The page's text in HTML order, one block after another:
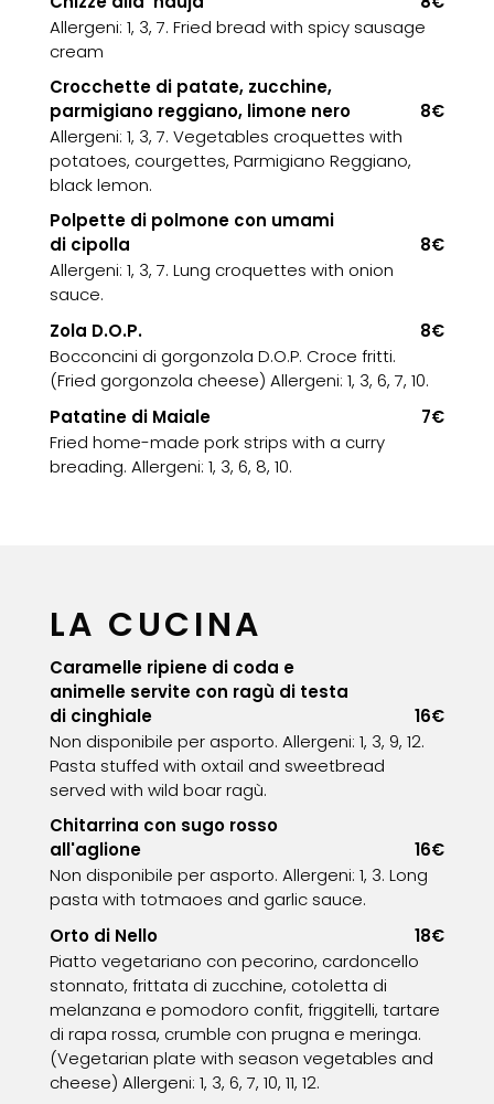
Allergeni: 1, 3, 7. Fried bread with spicy sausage
cream
Crocchette di patate, zucchine,
parmigiano reggiano, limone nero
8€
Allergeni: 1, 3, 7. Vegetables croquettes with
potatoes, courgettes, Parmigiano Reggiano,
black lemon.
Polpette di polmone con umami
di cipolla
8€
Allergeni: 1, 3, 7. Lung croquettes with onion
sauce.
Zola D.O.P.
8€
Bocconcini di gorgonzola D.O.P. Croce fritti.
(Fried gorgonzola cheese) Allergeni: 1, 3, 6, 7, 10.
Patatine di Maiale
7€
Fried home-made pork strips with a curry
breading. Allergeni: 1, 3, 6, 8, 10.
LA CUCINA
Caramelle ripiene di coda e
animelle servite con ragù di testa
di cinghiale
16€
Non disponibile per asporto. Allergeni: 1, 3, 9, 12.
Pasta stuffed with oxtail and sweetbread
served with wild boar ragù.
Chitarrina con sugo rosso
all'aglione
16€
Non disponibile per asporto. Allergeni: 1, 3. Long
pasta with totmaoes and garlic sauce.
Orto di Nello
18€
Piatto vegetariano con pecorino, cardoncello
stonnato, frittata di zucchine, cotoletta di
melanzana e pomodoro confit, friggitelli, tartare
di rapa rossa, crumble con prugna e meringa.
(Vegetarian plate with season vegetables and
cheese) Allergeni: 1, 3, 6, 7, 10, 11, 12.